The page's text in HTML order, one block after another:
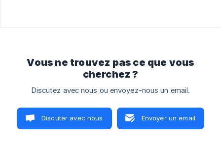
Vous ne trouvez pas ce que vous
cherchez ?
Discutez avec nous ou envoyez-nous un email.
Discuter avec nous Envoyer un email